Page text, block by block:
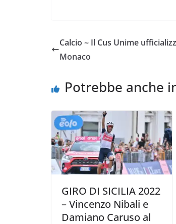
o
r
Calcio ~ Il Cus Unime
Monaco
Potrebbe anche
GIRO DI SICILIA 2022
– Vincenzo Nibali e
Damiano Caruso al